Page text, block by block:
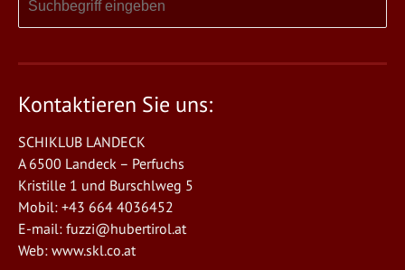
Kontaktieren Sie uns:
SCHIKLUB LANDECK
A 6500 Landeck – Perfuchs
Kristille 1 und Burschlweg 5
Mobil: +43 664 4036452
E-mail: fuzzi@hubertirol.at
Web: www.skl.co.at